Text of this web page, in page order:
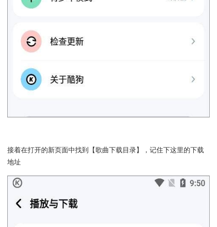
接着在打开的新页面中找到【歌曲下载目录】，记住下这里的下载
地址